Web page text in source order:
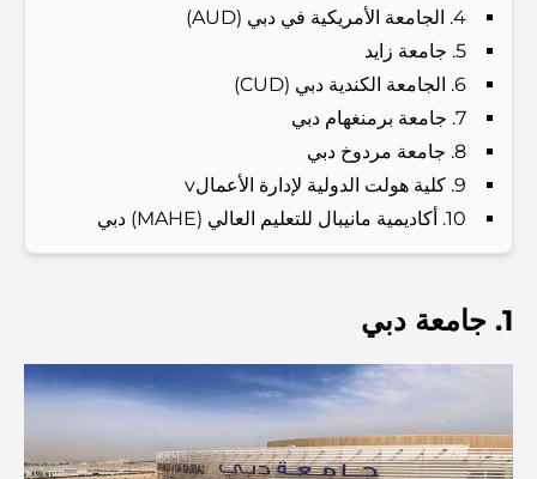
أشياء يمكنك القيام بها في دبي خلال فصل الصيف: دليلك الأمثل
للتغلب على الحرارة
أفضل الهدايا الفاخرة للرجال: أفكار هدايا مميزة وخالدة
Best Hotels in Business Bay, Dubai: Your Ultimate
Guide
and a Smarter Metro Network
أفضل المقاهي في دبي بإطلالة خلابة: مزيج مثالي من المذاق
الرائع والمناظر الطبيعية الساحرة
4. الجامعة الأمريكية في دبي (AUD)
5. جامعة زايد
6. الجامعة الكندية دبي (CUD)
7. جامعة برمنغهام دبي
8. جامعة مردوخ دبي
9. كلية هولت الدولية لإدارة الأعمالv
10. أكاديمية مانيبال للتعليم العالي (MAHE) دبي
1. جامعة دبي